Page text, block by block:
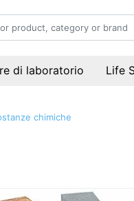
di laboratorio Life
chimiche